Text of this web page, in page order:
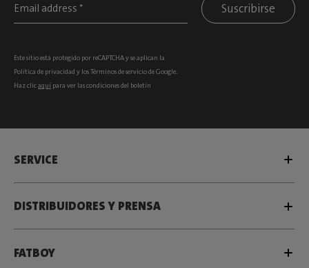
Suscribirse
Este sitio está protegido por reCAPTCHA y se aplican la
Política de privacidad y losTérminos de serviciode Google.
Haz clicaquí para ver las condiciones del boletín
SERVICE
DISTRIBUIDORES Y PRENSA
FATBOY